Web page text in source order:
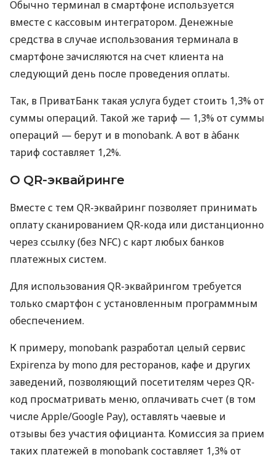
Обычно терминал в смартфоне используется
вместе с кассовым интегратором. Денежные
средства в случае использования терминала в
смартфоне зачисляются на счет клиента на
следующий день после проведения оплаты.
Так, в ПриватБанк такая услуга будет стоить 1,3% от
суммы операций. Такой же тариф — 1,3% от суммы
операций — берут и в monobank. А вот в àбанк
тариф составляет 1,2%.
О QR-эквайринге
Вместе с тем QR-эквайринг позволяет принимать
оплату сканированием QR-кода или дистанционно
через ссылку (без NFC) с карт любых банков
платежных систем.
Для использования QR-эквайрингом требуется
только смартфон с установленным программным
обеспечением.
К примеру, monobank разработал целый сервис
Expirenza by mono для ресторанов, кафе и других
заведений, позволяющий посетителям через QR-
код просматривать меню, оплачивать счет (в том
числе Apple/Google Pay), оставлять чаевые и
отзывы без участия официанта. Комиссия за прием
таких платежей в monobank составляет 1,3% от